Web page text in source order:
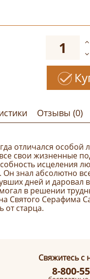
Отзывы (0)
отличался особой
свои жизненные
исцеления
Он знал абсолютно
дней и даровал
в решении
Святого Серафима
от старца.
Свяжитесь с
8-800-